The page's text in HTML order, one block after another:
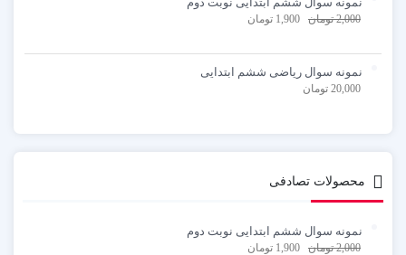
2,000 تومان 1,900 تومان
نمونه سوال ریاضی ششم ابتدایی
20,000 تومان
محصولات تصادفی
نمونه سوال ششم ابتدایی نوبت دوم
2,000 تومان 1,900 تومان